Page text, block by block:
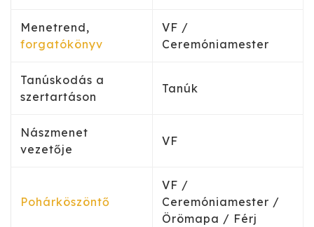
Menetrend,
forgatókönyv
VF /
Ceremóniamester
Tanúskodás a
szertartáson
Tanúk
Nászmenet
vezetője
VF
Pohárköszöntő
VF /
Ceremóniamester /
Örömapa / Férj